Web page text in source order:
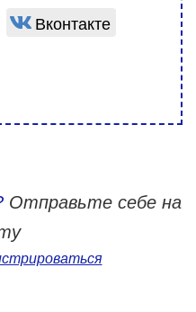
Вконтакте
Отправьте себе на